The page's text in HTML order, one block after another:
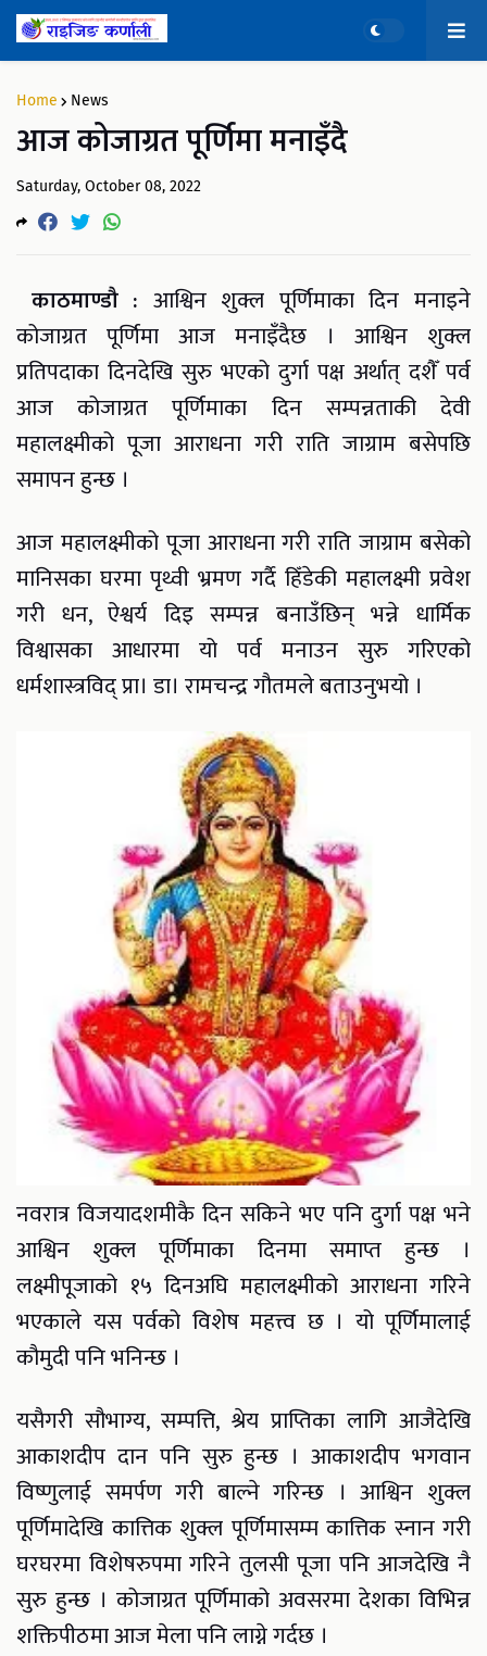
Home News
आज कोजाग्रत पूर्णिमा मनाइँदै
Saturday, October 08, 2022
काठमाण्डौ : आश्विन शुक्ल पूर्णिमाका दिन मनाइने
कोजाग्रत पूर्णिमा आज मनाइँदैछ । आश्विन शुक्ल
प्रतिपदाका दिनदेखि सुरु भएको दुर्गा पक्ष अर्थात् दशैँ पर्व
आज कोजाग्रत पूर्णिमाका दिन सम्पन्नताकी देवी
महालक्ष्मीको पूजा आराधना गरी राति जाग्राम बसेपछि
समापन हुन्छ ।
आज महालक्ष्मीको पूजा आराधना गरी राति जाग्राम बसेको
मानिसका घरमा पृथ्वी भ्रमण गर्दै हिँडेकी महालक्ष्मी प्रवेश
गरी धन, ऐश्वर्य दिइ सम्पन्न बनाउँछिन् भन्ने धार्मिक
विश्वासका आधारमा यो पर्व मनाउन सुरु गरिएको
धर्मशास्त्रविद् प्रा। डा। रामचन्द्र गौतमले बताउनुभयो ।
नवरात्र विजयादशमीकै दिन सकिने भए पनि दुर्गा पक्ष भने
आश्विन शुक्ल पूर्णिमाका दिनमा समाप्त हुन्छ ।
लक्ष्मीपूजाको १५ दिनअघि महालक्ष्मीको आराधना गरिने
भएकाले यस पर्वको विशेष महत्त्व छ । यो पूर्णिमालाई
कौमुदी पनि भनिन्छ ।
यसैगरी सौभाग्य, सम्पत्ति, श्रेय प्राप्तिका लागि आजैदेखि
आकाशदीप दान पनि सुरु हुन्छ । आकाशदीप भगवान
विष्णुलाई समर्पण गरी बाल्ने गरिन्छ । आश्विन शुक्ल
पूर्णिमादेखि कात्तिक शुक्ल पूर्णिमासम्म कात्तिक स्नान गरी
घरघरमा विशेषरुपमा गरिने तुलसी पूजा पनि आजदेखि नै
सुरु हुन्छ । कोजाग्रत पूर्णिमाको अवसरमा देशका विभिन्न
शक्तिपीठमा आज मेला पनि लाग्ने गर्दछ ।